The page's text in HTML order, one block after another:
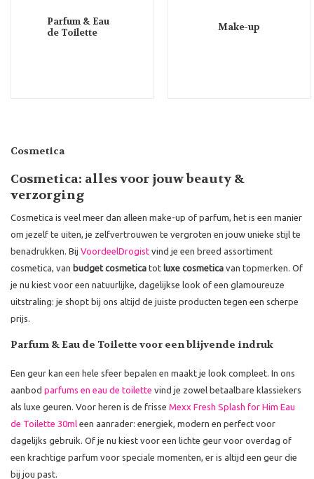
Parfum & Eau
de Toilette
Make-up
Cosmetica
Cosmetica: alles voor jouw beauty &
verzorging
Cosmetica is veel meer dan alleen make-up of parfum, het is een manier
om jezelf te uiten, je zelfvertrouwen te vergroten en jouw unieke stijl te
benadrukken. Bij VoordeelDrogist vind je een breed assortiment
cosmetica, van budget cosmetica tot luxe cosmetica van topmerken. Of
je nu kiest voor een natuurlijke, dagelijkse look of een glamoureuze
uitstraling: je shopt bij ons altijd de juiste producten tegen een scherpe
prijs.
Parfum & Eau de Toilette voor een blijvende indruk
Een geur kan een hele sfeer bepalen en maakt je look compleet. In ons
aanbod parfums en eau de toilette vind je zowel betaalbare klassiekers
als luxe geuren. Voor heren is de frisse Mexx Fresh Splash for Him Eau
de Toilette 30ml een aanrader: energiek, modern en perfect voor
dagelijks gebruik. Of je nu kiest voor een lichte geur voor overdag of
een krachtige parfum voor speciale momenten, er is altijd een geur die
bij jou past.